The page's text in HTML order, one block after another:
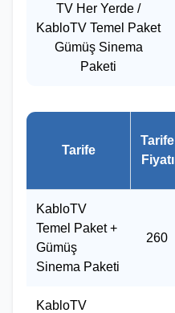
TV Her Yerde /
KabloTV Temel Paket
Gümüş Sinema
Paketi
Tarife
Tarife
Fiyatı
KabloTV
Temel Paket +
Gümüş
Sinema Paketi
260
KabloTV